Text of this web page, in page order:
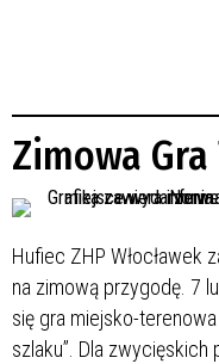
Zimowa
Hufiec ZHP Włocławek
na zimową przygodę. 7
się gra miejsko-
szlaku”. Dla